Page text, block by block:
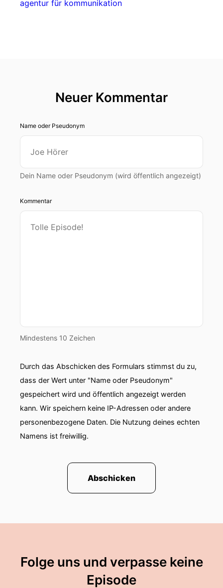
agentur für kommunikation
Neuer Kommentar
Name oder Pseudonym
Dein Name oder Pseudonym (wird öffentlich angezeigt)
Kommentar
Mindestens 10 Zeichen
Durch das Abschicken des Formulars stimmst du zu,
dass der Wert unter "Name oder Pseudonym"
gespeichert wird und öffentlich angezeigt werden
kann. Wir speichern keine IP-Adressen oder andere
personenbezogene Daten. Die Nutzung deines echten
Namens ist freiwillig.
Abschicken
Folge uns und verpasse keine
Episode